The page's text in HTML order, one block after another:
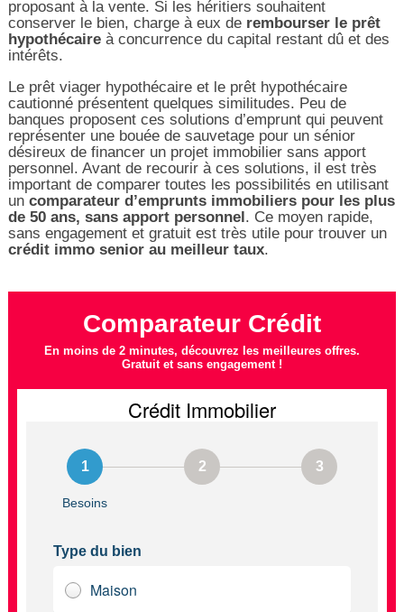
proposant à la vente. Si les héritiers souhaitent
conserver le bien, charge à eux de rembourser le prêt
hypothécaireà concurrence du capital restant dû et des
intérêts.
Le prêt viager hypothécaire et le prêt hypothécaire
cautionné présentent quelques similitudes. Peu de
banques proposent ces solutions d’emprunt qui peuvent
représenter une bouée de sauvetage pour un sénior
désireux de financer un projet immobilier sans apport
personnel. Avant de recourir à ces solutions, il est très
important de comparer toutes les possibilités en utilisant
un comparateur d’emprunts immobiliers pour les plus
de 50 ans, sans apport personnel. Ce moyen rapide,
sans engagement et gratuit est très utile pour trouver un
crédit immo senior au meilleur taux.
Comparateur Crédit
En moins de 2 minutes, découvrez les meilleures offres.
Gratuit et sans engagement !